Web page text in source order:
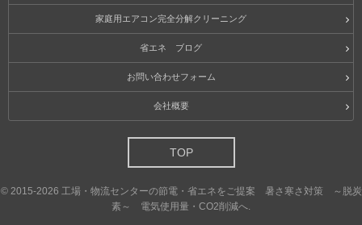
家庭用エアコン完全分解クリーニング
省エネ ブログ
お問い合わせフォーム
会社概要
TOP
© 2015-2026 工場・物流センターの節電・省エネをご提案 暑さ寒さ対策 ～脱炭
素～ 電気使用量・CO2削減へ.